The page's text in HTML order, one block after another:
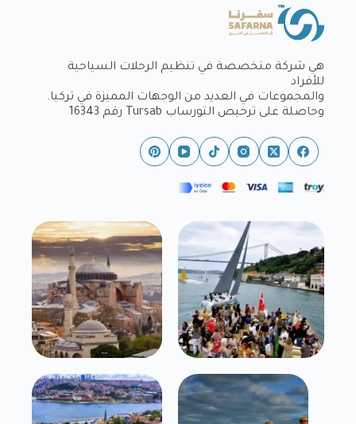
هي شركة متخصصة في تنظيم الرحلات السياحية
للأفراد
والمجموعات في العديد من الوجهات المميزة في تركيا.
وحاصلة على ترخيص التورساب Tursab رقم 16343